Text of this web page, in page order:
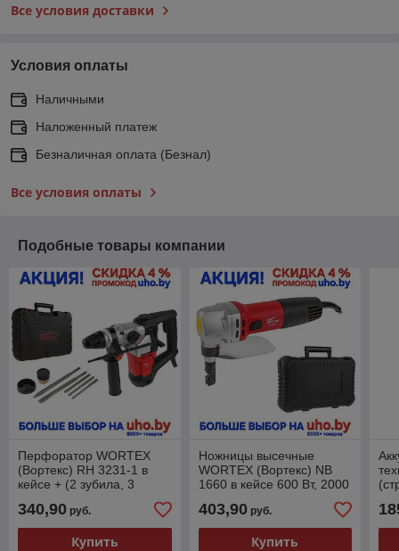
Все условия доставки
Условия оплаты
Наличными
Наложенный платеж
Безналичная оплата (Безнал)
Все условия оплаты
Подобные товары компании
Перфоратор WORTEX
(Вортекс) RH 3231-1 в
кейсе + (2 зубила, 3
сверла) 1000 Вт, 4.8 Дж,
32 мм, 2 режима,
340,90 руб.
Купить
Ножницы высечные
WORTEX (Вортекс) NB
1660 в кейсе 600 Вт, 2000
403,90руб.
Купить